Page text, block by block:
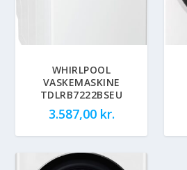
WHIRLPOOL
VASKEMASKINE
TDLRB7222BSEU
3.587,00 kr.